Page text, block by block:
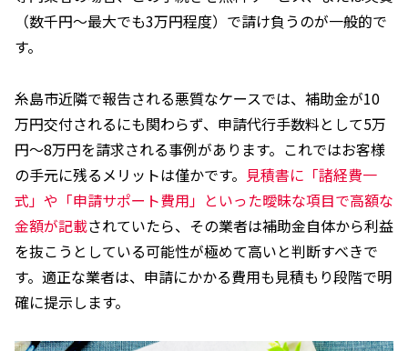
（数千円～最大でも3万円程度）で請け負うのが一般的で
す。
糸島市近隣で報告される悪質なケースでは、補助金が10
万円交付されるにも関わらず、申請代行手数料として5万
円～8万円を請求される事例があります。これではお客様
の手元に残るメリットは僅かです。 見積書に「諸経費一
式」や「申請サポート費用」といった曖昧な項目で高額な
金額が記載されていたら、その業者は補助金自体から利益
を抜こうとしている可能性が極めて高いと判断すべきで
す。適正な業者は、申請にかかる費用も見積もり段階で明
確に提示します。